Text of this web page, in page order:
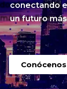
conectando
un futuro
Conócenos